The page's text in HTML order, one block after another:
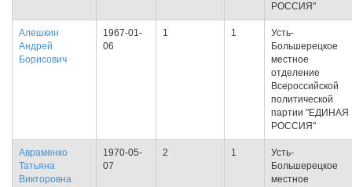
РОССИЯ"
Алешкин
Андрей
Борисович
1967-01-
06
1 1
Усть-
Большерецкое
местное
отделение
Всероссийской
политической
партии "ЕДИНАЯ
РОССИЯ"
Авраменко
Татьяна
Викторовна
1970-05-
07
2 1
Усть-
Большерецкое
местное